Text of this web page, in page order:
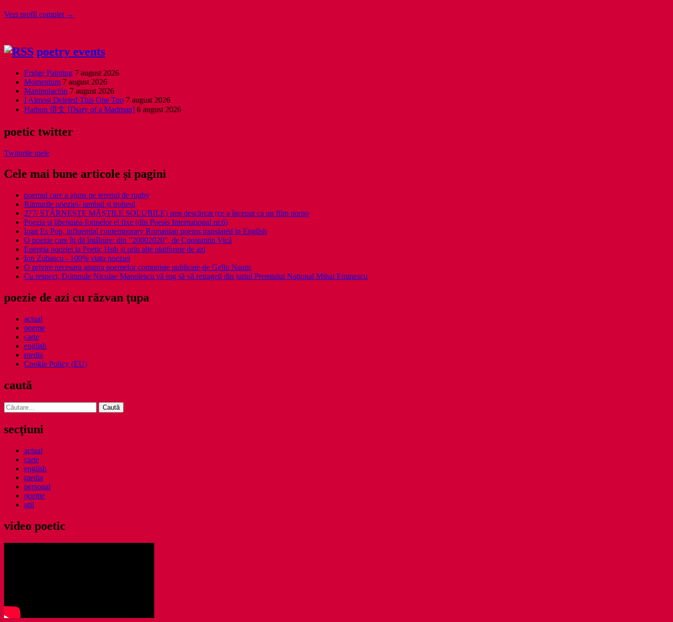
Vezi profil complet →
poetry events
Fridge Painting 7 august 2026
Momentum 7 august 2026
Manipulación 7 august 2026
I Almost Deleted This One Too 7 august 2026
Haibun 俳文 [Diary of a Madman] 6 august 2026
poetic twitter
Twiturile mele
Cele mai bune articole și pagini
poemul care a ajuns pe terenul de rugby
Ritmurile poeziei- iambul și troheul
277/ STÂRNEȘTE MĂȘTILE SOLUBILE) sms descărcat (ce a început ca un film porno
Poezia şi libertatea formelor ei fixe (din Poesis International nr.6)
Ioan Es Pop, influential contemporary Romanian poems translated in English
O poezie care îți dă întâlnire: din ”20002020”, de Constantin Vică
Energia poeziei la Poetic Hub și prin alte platforme de azi
Ion Zubascu - 100% viata poeziei
O privire necesara asupra poemelor comuniste publicate de Gellu Naum
Cu respect, Domnule Nicolae Manolescu vă rog să vă retrageţi din juriul Premiului Naţional Mihai Eminescu
poezie de azi cu răzvan ţupa
actual
poeme
carte
english
media
Cookie Policy (EU)
caută
Caută
după:
secţiuni
actual
carte
english
media
personal
poeme
util
video poetic